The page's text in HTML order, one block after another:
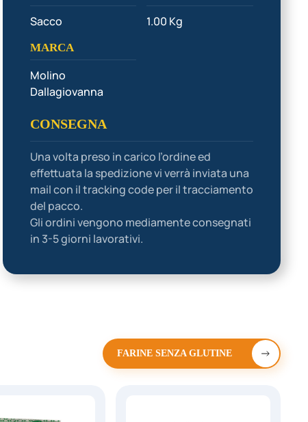
Sacco 1.00 Kg
MARCA
Molino
Dallagiovanna
CONSEGNA
Una volta preso in carico l’ordine ed
effettuata la spedizione vi verrà inviata una
mail con il tracking code per il tracciamento
del pacco.
Gli ordini vengono mediamente consegnati
in 3-5 giorni lavorativi.
FARINE SENZA GLUTINE